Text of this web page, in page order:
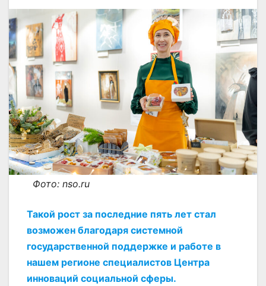
Фото: nso.ru
Такой рост за последние пять лет стал
возможен благодаря системной
государственной поддержке и работе в
нашем регионе специалистов Центра
инноваций социальной сферы.